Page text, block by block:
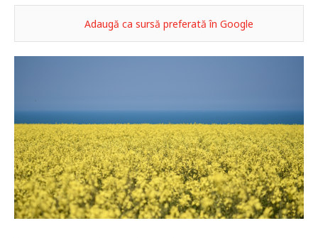
Adaugă ca sursă preferată în Google